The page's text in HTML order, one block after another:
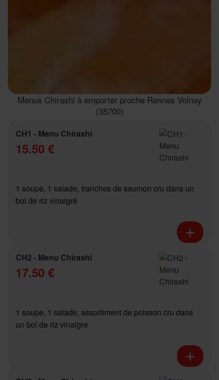
Menus Chirashi à emporter proche Rennes Volney
(35700)
CH1 - Menu Chirashi
15.50 €
1 soupe, 1 salade, tranches de saumon cru dans un
bol de riz vinaigré
CH2 - Menu Chirashi
17.50 €
1 soupe, 1 salade, assortiment de poisson cru dans
un bol de riz vinaigré